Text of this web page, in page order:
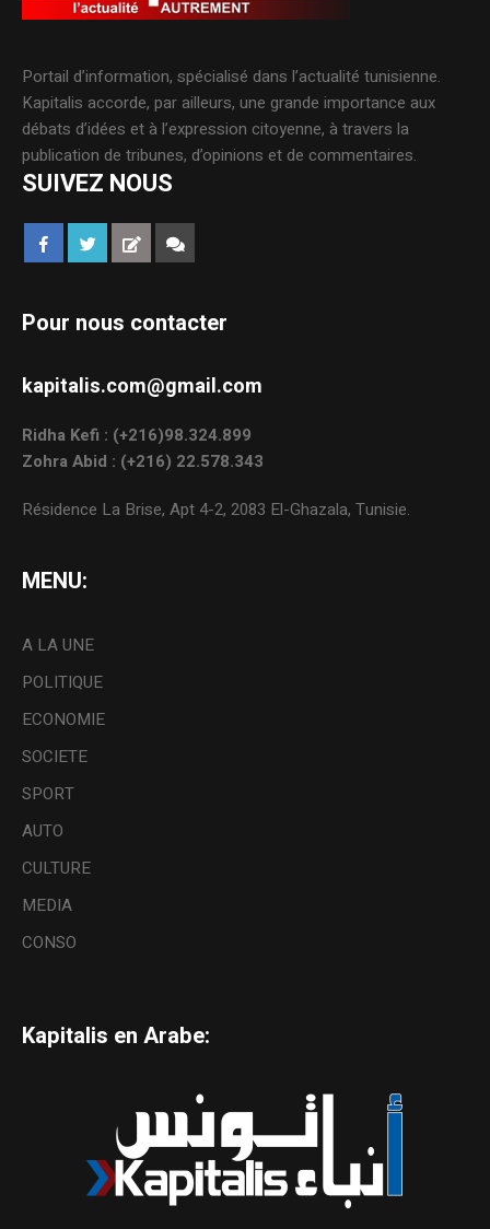
Portail d’information, spécialisé dans l’actualité tunisienne.
Kapitalis accorde, par ailleurs, une grande importance aux
débats d’idées et à l’expression citoyenne, à travers la
publication de tribunes, d’opinions et de commentaires.
SUIVEZ NOUS
Pour nous contacter
kapitalis.com@gmail.com
Ridha Kefi : (+216)98.324.899
Zohra Abid : (+216) 22.578.343
Résidence La Brise, Apt 4-2, 2083 El-Ghazala, Tunisie.
MENU:
A LA UNE
POLITIQUE
ECONOMIE
SOCIETE
SPORT
AUTO
CULTURE
MEDIA
CONSO
Kapitalis en Arabe: